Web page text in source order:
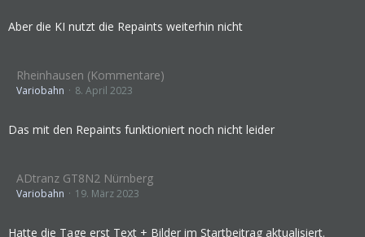
Aber die KI nutzt die Repaints weiterhin nicht
Rheinhausen (Kommentare)
Variobahn 8. April 2023
Das mit den Repaints funktioniert noch nicht leider
ADtranz GT8N2 Nürnberg
Variobahn 19. März 2023
Hatte die Tage erst Text + Bilder im Startbeitrag aktualisiert.